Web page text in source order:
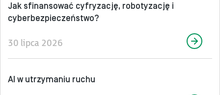
Jak sfinansować cyfryzację, robotyzację i
cyberbezpieczeństwo?
30 lipca 2026
AI w utrzymaniu ruchu